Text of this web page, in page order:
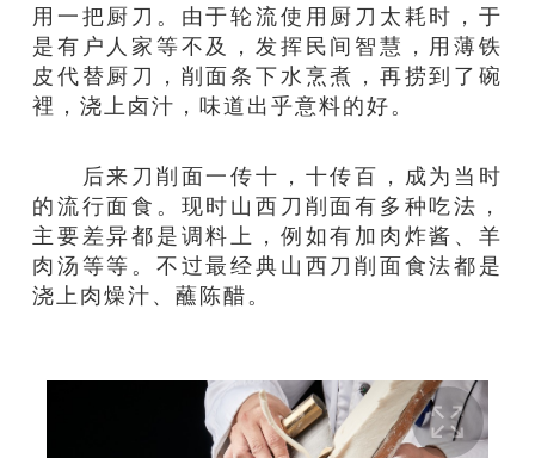
用一把厨刀。由于轮流使用厨刀太耗时，于
是有户人家等不及，发挥民间智慧，用薄铁
皮代替厨刀，削面条下水烹煮，再捞到了碗
裡，浇上卤汁，味道出乎意料的好。
后来刀削面一传十，十传百，成为当时
的流行面食。现时山西刀削面有多种吃法，
主要差异都是调料上，例如有加肉炸酱、羊
肉汤等等。不过最经典山西刀削面食法都是
浇上肉燥汁、蘸陈醋。